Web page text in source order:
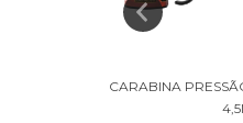
CARABINA